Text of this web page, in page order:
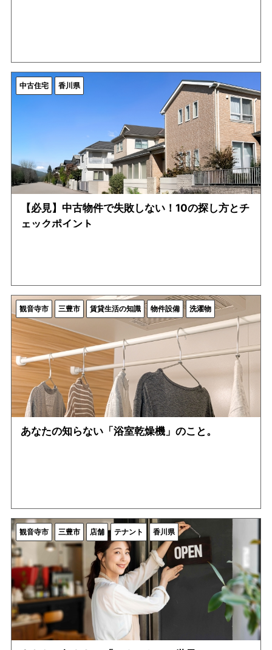
中古住宅 香川県
【必見】中古物件で失敗しない！10の探し方とチ
ェックポイント
観音寺市 三豊市 賃貸生活の知識 物件設備 洗濯物
あなたの知らない「浴室乾燥機」のこと。
観音寺市 三豊市 店舗 テナント 香川県